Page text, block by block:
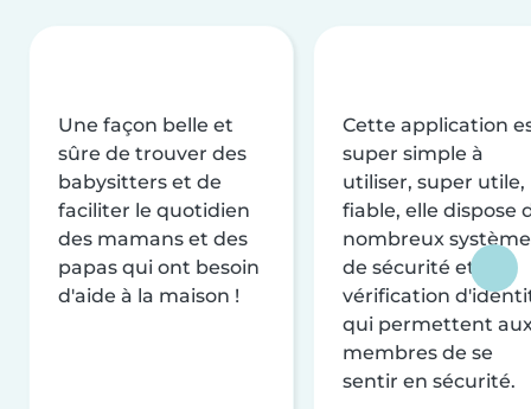
Une façon belle et
sûre de trouver des
babysitters et de
faciliter le quotidien
des mamans et des
papas qui ont besoin
d'aide à la maison !
Cette application
super simple à
utiliser, super utile,
fiable, elle dispose
nombreux
de sécurité et de
vérification
qui permettent
membres de se
sentir en sécurité.